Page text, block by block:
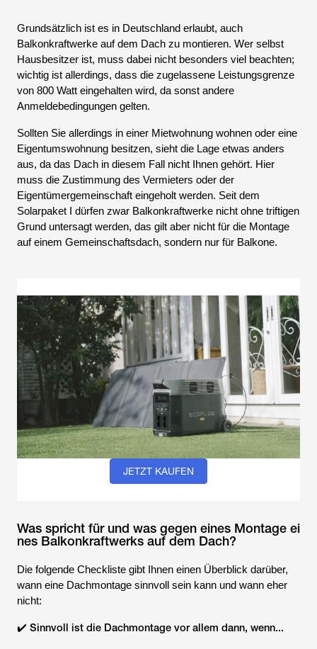
Grundsätzlich ist es in Deutschland erlaubt, auch
Balkonkraftwerke auf dem Dach zu montieren. Wer selbst
Hausbesitzer ist, muss dabei nicht besonders viel beachten;
wichtig ist allerdings, dass die zugelassene Leistungsgrenze
von 800 Watt eingehalten wird, da sonst andere
Anmeldebedingungen gelten.
Sollten Sie allerdings in einer Mietwohnung wohnen oder eine
Eigentumswohnung besitzen, sieht die Lage etwas anders
aus, da das Dach in diesem Fall nicht Ihnen gehört. Hier
muss die Zustimmung des Vermieters oder der
Eigentümergemeinschaft eingeholt werden. Seit dem
Solarpaket I dürfen zwar Balkonkraftwerke nicht ohne triftigen
Grund untersagt werden, das gilt aber nicht für die Montage
auf einem Gemeinschaftsdach, sondern nur für Balkone.
JETZT KAUFEN
Was spricht für und was gegen eines Montage ei
nes Balkonkraftwerks auf dem Dach?
Die folgende Checkliste gibt Ihnen einen Überblick darüber,
wann eine Dachmontage sinnvoll sein kann und wann eher
nicht:
✔️ Sinnvoll ist die Dachmontage vor allem dann, wenn...